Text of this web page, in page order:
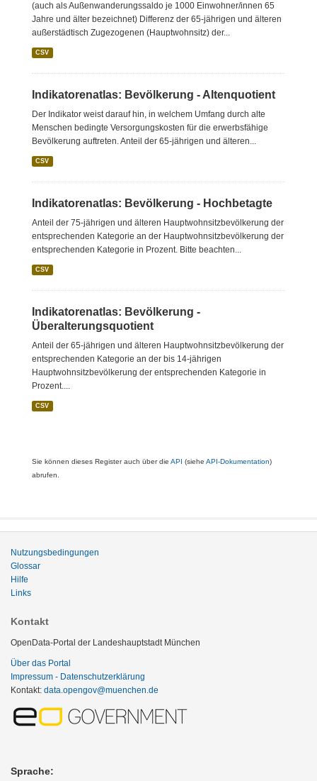
(auch als Außenwanderungssaldo je 1000 Einwohner/innen 65
Jahre und älter bezeichnet) Differenz der 65-jährigen und älteren
außerstädtisch Zugezogenen (Hauptwohnsitz) der...
CSV
Indikatorenatlas: Bevölkerung - Altenquotient
Der Indikator weist darauf hin, in welchem Umfang durch alte
Menschen bedingte Versorgungskosten für die erwerbsfähige
Bevölkerung auftreten. Anteil der 65-jährigen und älteren...
CSV
Indikatorenatlas: Bevölkerung - Hochbetagte
Anteil der 75-jährigen und älteren Hauptwohnsitzbevölkerung der
entsprechenden Kategorie an der Hauptwohnsitzbevölkerung der
entsprechenden Kategorie in Prozent. Bitte beachten...
CSV
Indikatorenatlas: Bevölkerung -
Überalterungsquotient
Anteil der 65-jährigen und älteren Hauptwohnsitzbevölkerung der
entsprechenden Kategorie an der bis 14-jährigen
Hauptwohnsitzbevölkerung der entsprechenden Kategorie in
Prozent....
CSV
Sie können dieses Register auch über die API (siehe API-Dokumentation)
abrufen.
Nutzungsbedingungen
Glossar
Hilfe
Links
Kontakt
OpenData-Portal der Landeshauptstadt München
Über das Portal
Impressum - Datenschutzerklärung
Kontakt: data.opengov@muenchen.de
Sprache